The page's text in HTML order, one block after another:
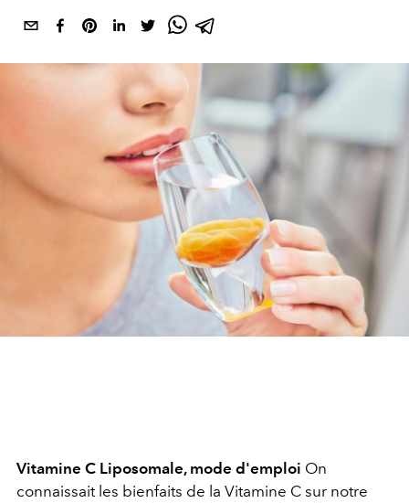
Vitamine C Liposomale, mode d'emploi On
connaissait les bienfaits de la Vitamine C sur notre